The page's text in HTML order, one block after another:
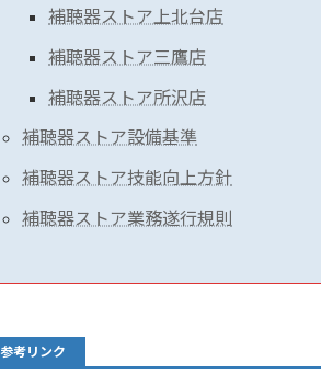
補聴器ストア上北台店
補聴器ストア三鷹店
補聴器ストア所沢店
補聴器ストア設備基準
補聴器ストア技能向上方針
補聴器ストア業務遂行規則
参考リンク